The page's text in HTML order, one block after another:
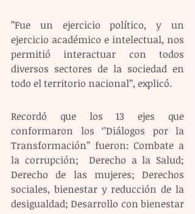
’’Fue un ejercicio político, y un
ejercicio académico e intelectual, nos
permitió interactuar con todos
diversos sectores de la sociedad en
todo el territorio nacional’’, explicó.
Recordó que los 13 ejes que
conformaron los ‘’Diálogos por la
Transformación’’ fueron: Combate a
la corrupción;  Derecho a la Salud;
Derecho de las mujeres; Derechos
sociales, bienestar y reducción de la
desigualdad; Desarrollo con bienestar